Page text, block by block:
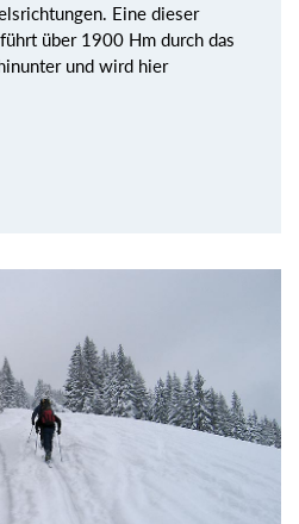
Eine dieser
über 1900 Hm durch das
und wird hier